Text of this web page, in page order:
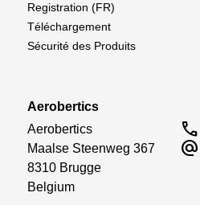
Registration (FR)
Téléchargement
Sécurité des Produits
Aerobertics
Aerobertics
Maalse Steenweg 367
8310 Brugge
Belgium
call
alternate_email